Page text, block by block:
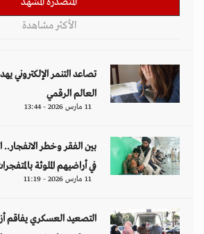
الأكثر مشاهدة
تصاعد التنمر الإلكتروني
العالم الرقمي
11 مارس 2026 - 13:44
بين الفقر وخطر الانفجار..
في أراضيهم الملوثة
11 مارس 2026 - 11:19
التصعيد العسكري يفاقم